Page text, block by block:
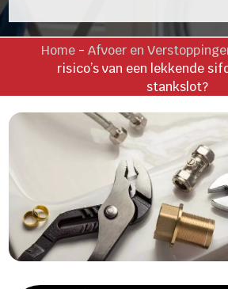
Home -Afvoer en
risico’s van een lekkende
stankslot?